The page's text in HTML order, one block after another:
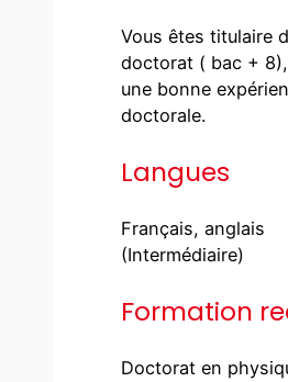
Vous êtes titulaire
doctorat ( bac +
une bonne
doctorale.
Langues
Français, anglais
(Intermédiaire)
Formation
Doctorat en